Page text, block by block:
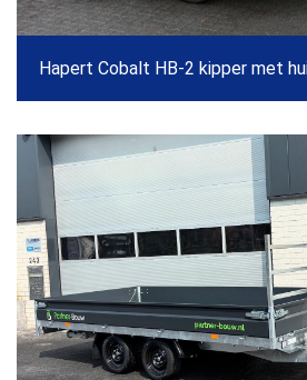
Hapert Cobalt HB-2 kipper met